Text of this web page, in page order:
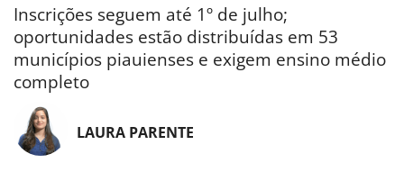
Inscrições seguem até 1º de julho;
oportunidades estão distribuídas em 53
municípios piauienses e exigem ensino médio
completo
LAURA PARENTE